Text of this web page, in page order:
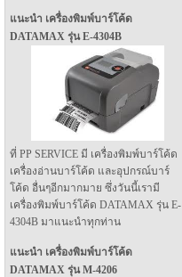
แนะนำ เครื่องพิมพ์บาร์โค้ด
DATAMAX รุ่น E-4304B
ที่ PP SERVICE มี เครื่องพิมพ์บาร์โค้ด
เครื่องอ่านบาร์โค้ด และอุปกรณ์บาร์
โค้ด อื่นๆอีกมากมาย ซึ่งวันนี้เรามี
เครื่องพิมพ์บาร์โค้ด DATAMAX รุ่น E-
4304B มาแนะนำทุกท่าน
แนะนำ เครื่องพิมพ์บาร์โค้ด
DATAMAX รุ่น M-4206